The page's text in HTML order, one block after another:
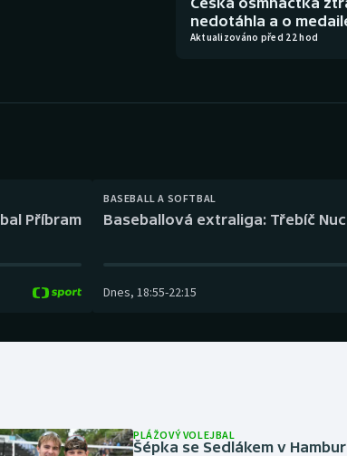
nedotáhla a o
Aktualizováno před 22 hod
Příbram
BASEBALL A SOFTBAL
Baseballová extraliga: Třebíč
Dnes, 18:55-22:15
PLÁŽOVÝ VOLEJBAL
Šépka se Sedlákem v